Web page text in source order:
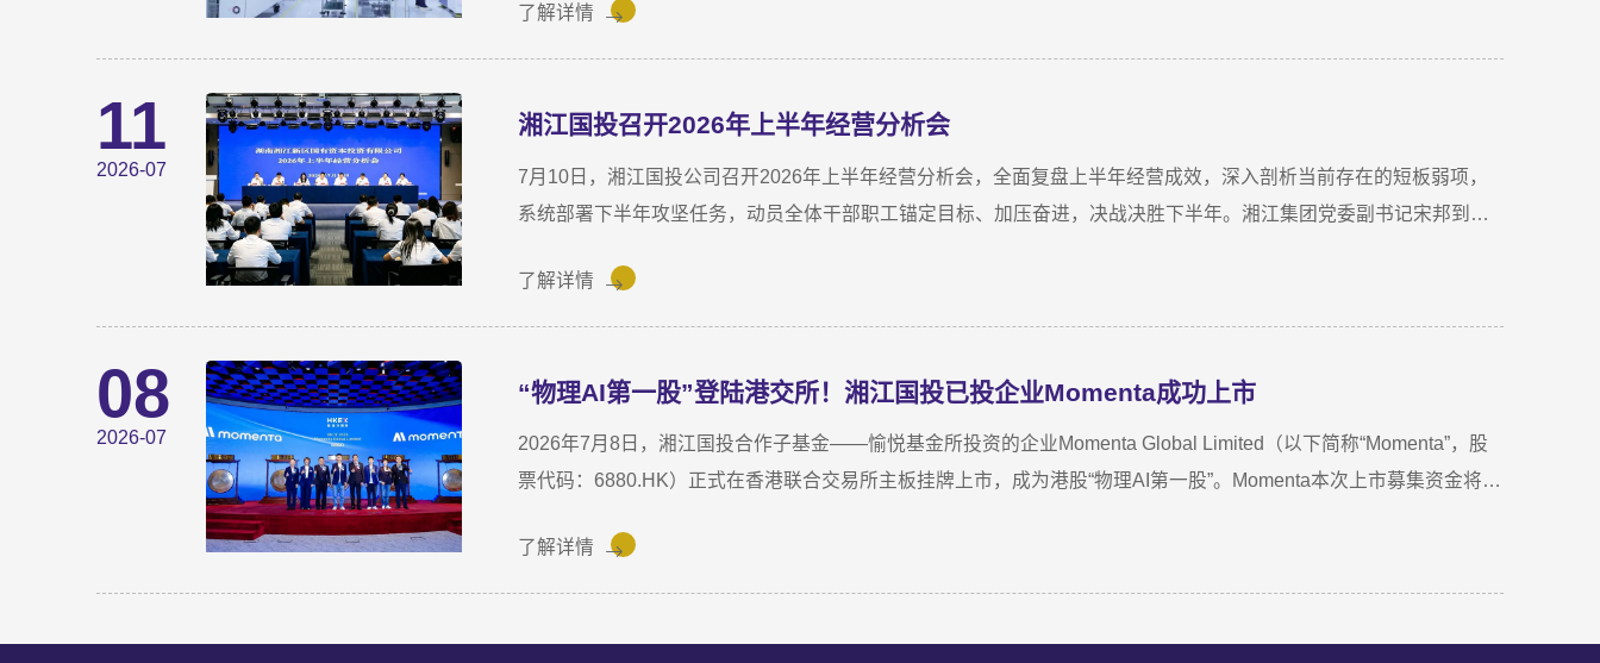
新起点。三年前，湘江国投投资经理王茂第一次走进安牧泉老厂区尽调时，印象最深的不是气派，而是“挤”。产线布局
非常小，设备排列极度紧凑，办公空间十分局促，王茂回忆说：“当时厂区硬件条件，已难以匹配企业业务扩张需求。
了解详情
11
2026-07
湘江国投召开2026年上半年经营分析会
7月10日，湘江国投公司召开2026年上半年经营分析会，全面复盘上半年经营成效，深入剖析当前存在的短板弱项，
系统部署下半年攻坚任务，动员全体干部职工锚定目标、加压奋进，决战决胜下半年。湘江集团党委副书记宋邦到会
议。会上，各业务子公司及部分职能部门依次汇报了上半年业务拓展、指标完成及重点专项推进情况。领导班子成员
结合分管领域，交流工作思路与落实举措，进一步统一思想、凝聚共识，为下半年协同作战夯实基础。龚国旺在总结
82.8%。股权投资标的持续向好，金融资产浮盈实现可持续增长，投资主业对公司整体盈利能力的支撑作用进一步增
强。基金业务进退有序，投退良性循环格局初步形成；直投项目储备与落地扎实推进，资本招商取得实质进展；湘江
基金小镇二期克服连续雨季施工困难，顺利完成竣工验收；数据运营、商业保理转型取得阶段性突破，科技成果转化
了解详情
08
2026-07
“物理AI第一股”登陆港交所！湘江国投已投企业Momenta成功上市
2026年7月8日，湘江国投合作子基金——愉悦基金所投资的企业Momenta Global Limited（以下简称“Momenta”，股
票代码：6880.HK）正式在香港联合交易所主板挂牌上市，成为港股“物理AI第一股”。Momenta本次上市募集资金将主
物理AI世界模型为基座的自动驾驶与人工智能企业，核心团队源自微软亚洲研究院、商汤科技等AI机构。公司率先提
出并量产首发R7世界模型，让AI从“识别像素”进阶为“理解物理规律、推演真实世界演变”，支撑乘用车高阶智驾、
了解详情